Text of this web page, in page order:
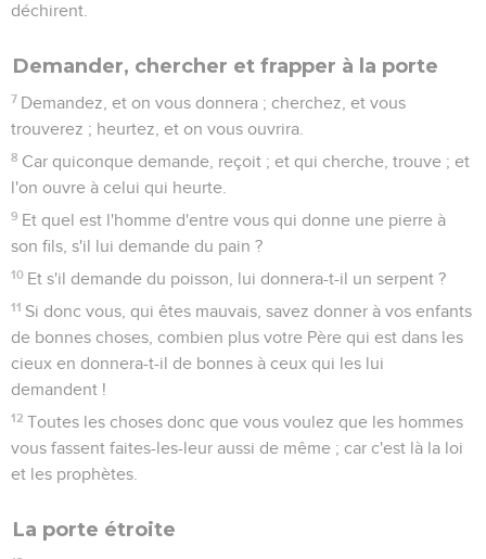
déchirent.
Demander, chercher et frapper à la porte
7 Demandez, et on vous donnera ; cherchez, et vous
trouverez ; heurtez, et on vous ouvrira.
8 Car quiconque demande, reçoit ; et qui cherche, trouve ; et
l'on ouvre à celui qui heurte.
9 Et quel est l'homme d'entre vous qui donne une pierre à
son fils, s'il lui demande du pain ?
10 Et s'il demande du poisson, lui donnera-t-il un serpent ?
11 Si donc vous, qui êtes mauvais, savez donner à vos enfants
de bonnes choses, combien plus votre Père qui est dans les
cieux en donnera-t-il de bonnes à ceux qui les lui
demandent !
12 Toutes les choses donc que vous voulez que les hommes
vous fassent faites-les-leur aussi de même ; car c'est là la loi
et les prophètes.
La porte étroite